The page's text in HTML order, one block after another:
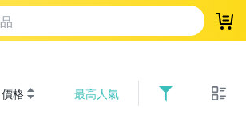
登
價格 最高人氣